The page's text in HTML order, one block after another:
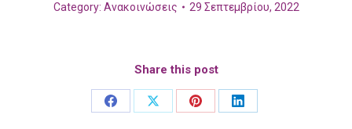
Category: Ανακοινώσεις 29 Σεπτεμβρίου, 2022
Share this post
Share
Share
Share
Share